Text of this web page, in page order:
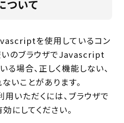
いて
を使用しているコン
いのブラウザでJavascript
場合、正しく機能しない、
いことがあります。
いただくには、ブラウザで
してください。